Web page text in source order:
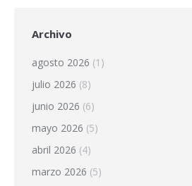
Archivo
agosto 2026 (1)
julio 2026 (8)
junio 2026 (6)
mayo 2026 (5)
abril 2026 (4)
marzo 2026 (5)